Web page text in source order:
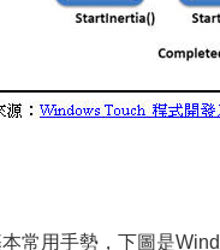
常用手勢，下圖是